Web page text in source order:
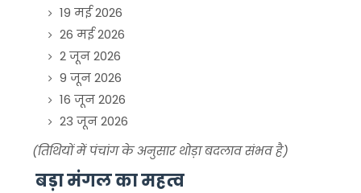
19 मई 2026
26 मई 2026
2 जून 2026
9 जून 2026
16 जून 2026
23 जून 2026
(तिथियों में पंचांग के अनुसार थोड़ा बदलाव संभव है)
बड़ा मंगल का महत्व